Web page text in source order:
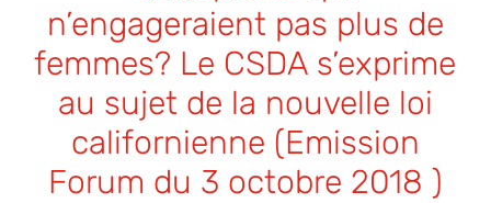
n’engageraient pas plus de
femmes? Le CSDA s’exprime
au sujet de la nouvelle loi
californienne (Emission
Forum du 3 octobre 2018 )